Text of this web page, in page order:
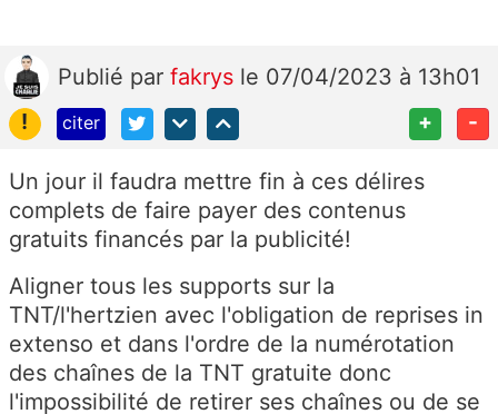
Publié par fakrys le 07/04/2023 à 13h01
!
citer + -
Un jour il faudra mettre fin à ces délires
complets de faire payer des contenus
gratuits financés par la publicité!
Aligner tous les supports sur la
TNT/l'hertzien avec l'obligation de reprises in
extenso et dans l'ordre de la numérotation
des chaînes de la TNT gratuite donc
l'impossibilité de retirer ses chaînes ou de se